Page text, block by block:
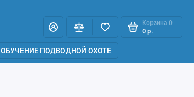
Корзина 0
0 р.
ОБУЧЕНИЕ ПОДВОДНОЙ ОХОТЕ